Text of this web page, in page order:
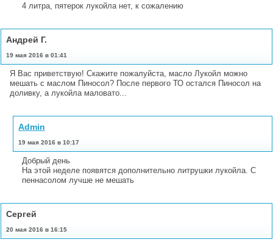
4 литра, пятерок лукойла нет, к сожалению
Андрей Г.
19 мая 2016 в 01:41
Я Вас приветствую! Скажите пожалуйста, масло Лукойл можно
мешать с маслом Пиносол? После первого ТО остался Пиносол на
доливку, а лукойла маловато...
Admin
19 мая 2016 в 10:17
Добрый день
На этой неделе появятся дополнительно литрушки лукойла. С
пеннасолом лучше не мешать
Сергей
20 мая 2016 в 16:15